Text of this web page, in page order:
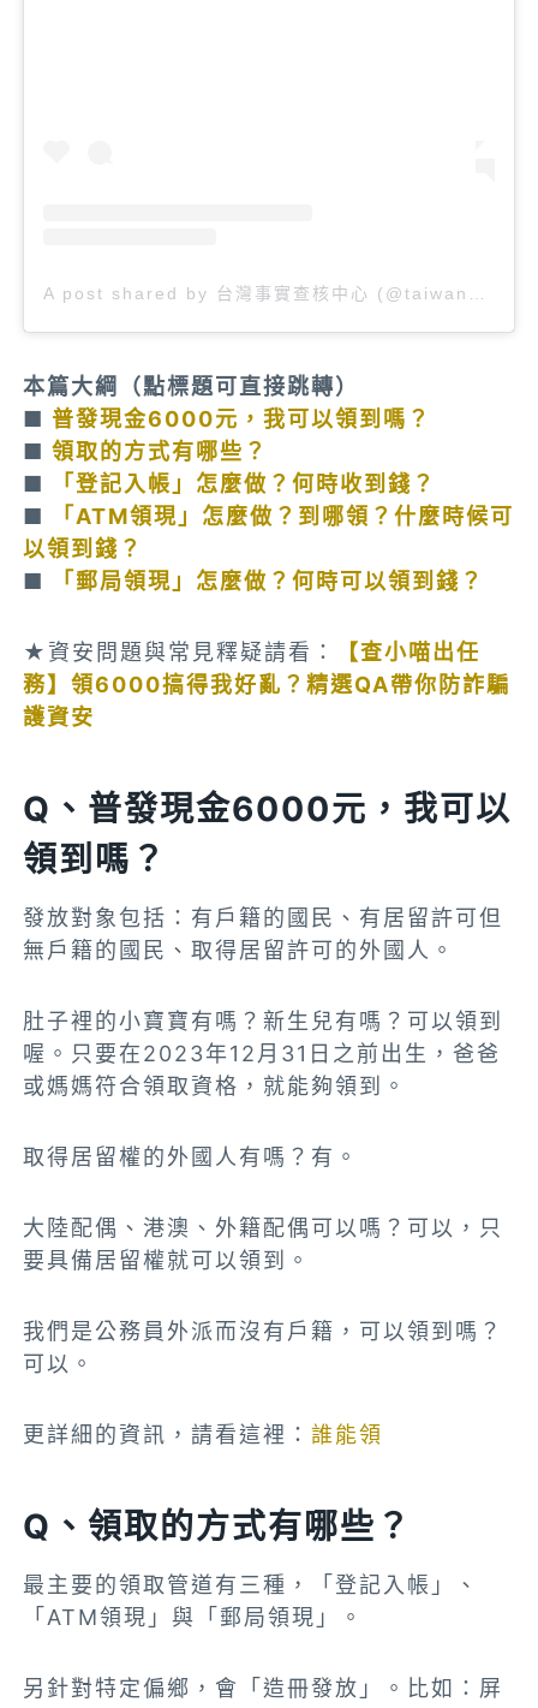
本篇大綱（點標題可直接跳轉）
■ 普發現金6000元，我可以領到嗎？
■領取的方式有哪些？
■
「登記入帳」怎麼做？何時收到錢？
■
「ATM領現」怎麼做？到哪領？什麼時候可
以領到錢？
■
「郵局領現」怎麼做？何時可以領到錢？
★資安問題與常見釋疑請看：
【查小喵出任
務】領6000搞得我好亂？精選QA帶你防詐騙
護資安
Q、普發現金6000元，我可以
領到嗎？
發放對象包括：有戶籍的國民、有居留許可但
無戶籍的國民、取得居留許可的外國人。
肚子裡的小寶寶有嗎？新生兒有嗎？可以領到
喔。只要在2023年12月31日之前出生，爸爸
或媽媽符合領取資格，就能夠領到。
取得居留權的外國人有嗎？有。
大陸配偶、港澳、外籍配偶可以嗎？可以，只
要具備居留權就可以領到。
我們是公務員外派而沒有戶籍，可以領到嗎？
可以。
更詳細的資訊，請看這裡：誰能領
Q、領取的方式有哪些？
最主要的領取管道有三種，「登記入帳」、
「ATM領現」與「郵局領現」。
另 針對特定偏鄉，會「造冊發放」。比如：屏